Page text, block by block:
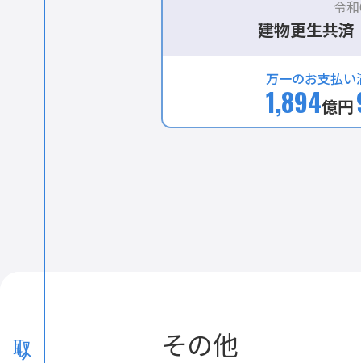
令
建物更生共
万一のお支払い
1,894億円
その他